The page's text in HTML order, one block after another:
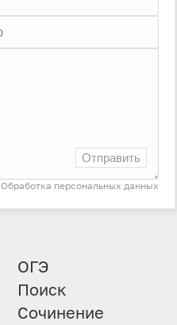
Отправить
Обработка персональных данных
ОГЭ
Поиск
Сочинение